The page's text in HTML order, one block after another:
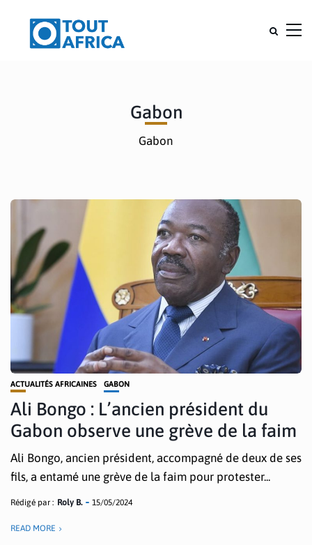
Gabon
Gabon
ACTUALITÉS AFRICAINES GABON
Ali Bongo : L’ancien président du
Gabon observe une grève de la faim
Ali Bongo, ancien président, accompagné de deux de ses
fils, a entamé une grève de la faim pour protester...
Rédigé par : Roly B. 15/05/2024
READ MORE